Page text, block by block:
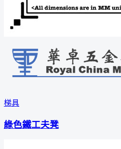
梯具
綠色鐵工夫凳